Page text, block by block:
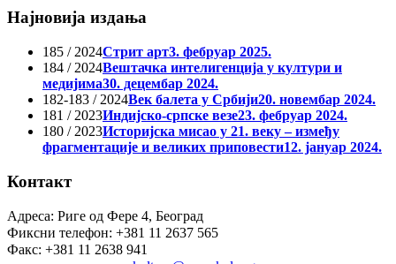
Најновија издања
185 / 2024Стрит арт3. фебруар 2025.
184 / 2024Вештачка интелигенција у култури и
медијима30. децембар 2024.
182-183 / 2024Век балета у Србији20. новембар 2024.
181 / 2023Индијско-српске везе23. фебруар 2024.
180 / 2023Историјска мисао у 21. веку – између
фрагментације и великих приповести12. јануар 2024.
Контакт
Адреса: Риге од Фере 4, Београд
Фиксни телефон: +381 11 2637 565
Факс: +381 11 2638 941